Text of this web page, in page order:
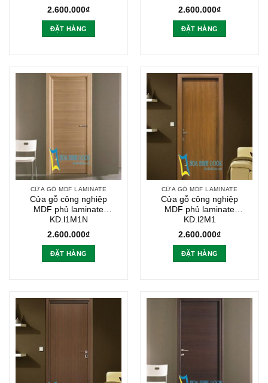
2.600.000₫
ĐẶT HÀNG
2.600.000₫
ĐẶT HÀNG
CỬA GỖ MDF LAMINATE
Cửa gỗ công nghiệp
MDF phủ laminate
KD.l1M1N
2.600.000₫
ĐẶT HÀNG
CỬA GỖ MDF LAMINATE
Cửa gỗ công nghiệp
MDF phủ laminate
KD.l2M1
2.600.000₫
ĐẶT HÀNG